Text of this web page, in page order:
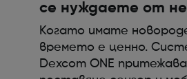
се нуждаете от
Когато имате
времето е ценно.
Dexcom ONE